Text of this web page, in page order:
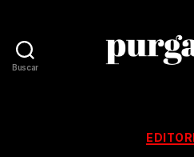
Buscar